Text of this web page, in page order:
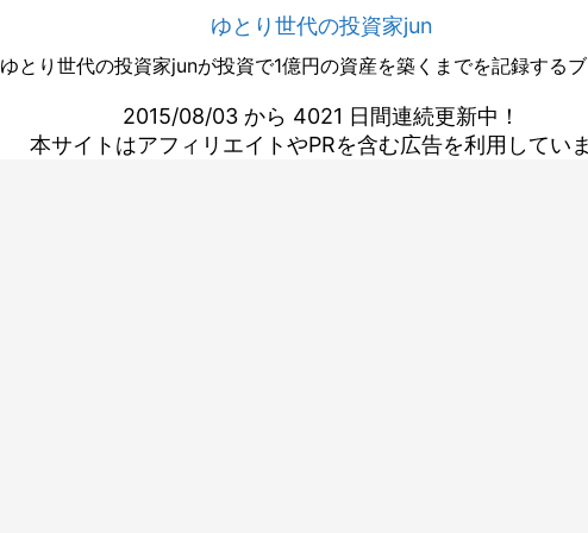
ゆとり世代の投資家jun
ゆとり世代の投資家junが投資で1億円の資産を築くまでを記録するブ
2015/08/03 から 4021 日間連続更新中！
本サイトはアフィリエイトやPRを含む広告を利用してい